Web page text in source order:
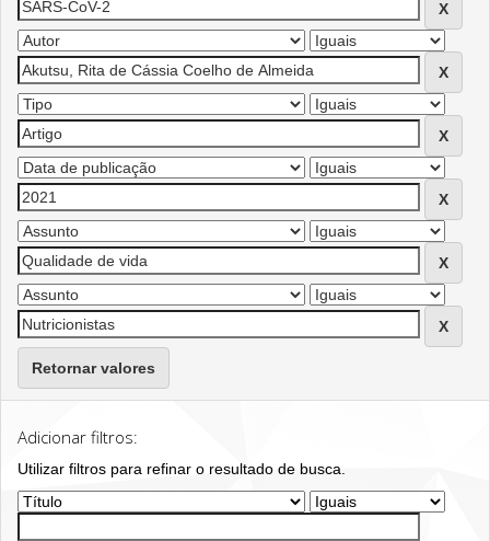
Retornar valores
Adicionar filtros:
Utilizar filtros para refinar o resultado de busca.